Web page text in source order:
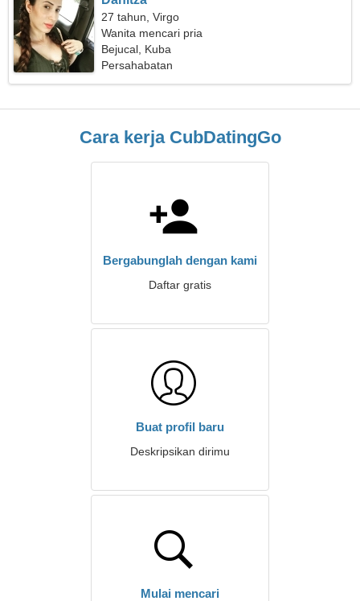
27 tahun, Virgo
Wanita mencari pria
Bejucal, Kuba
Persahabatan
Cara kerja CubDatingGo
Bergabunglah dengan kami
Daftar gratis
Buat profil baru
Deskripsikan dirimu
Mulai mencari